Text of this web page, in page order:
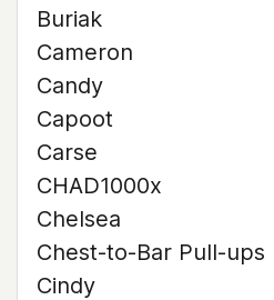
Buriak
Cameron
Candy
Capoot
Carse
CHAD1000x
Chelsea
Chest-to-Bar Pull-ups
Cindy